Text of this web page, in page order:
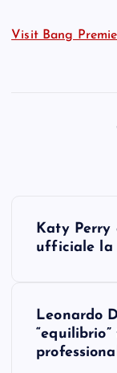
Visit Bang
Katy Perry
ufficiale la
Leonardo